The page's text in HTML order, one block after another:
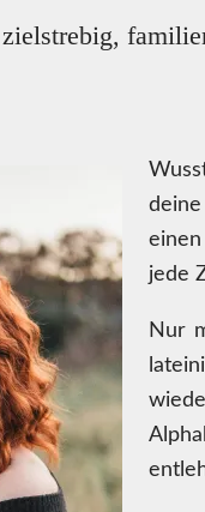
deine
jede
Nur